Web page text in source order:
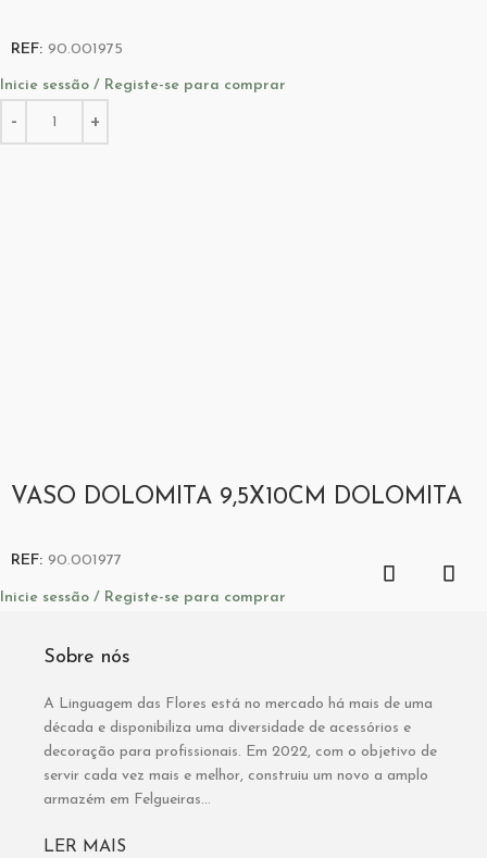
REF: 90.001975
Inicie sessão / Registe-se para comprar
VASO DOLOMITA 9,5X10CM DOLOMITA
REF: 90.001977
Inicie sessão / Registe-se para comprar
Sobre nós
A Linguagem das Flores está no mercado há mais de uma
década e disponibiliza uma diversidade de acessórios e
decoração para profissionais. Em 2022, com o objetivo de
servir cada vez mais e melhor, construiu um novo a amplo
armazém em Felgueiras...
LER MAIS